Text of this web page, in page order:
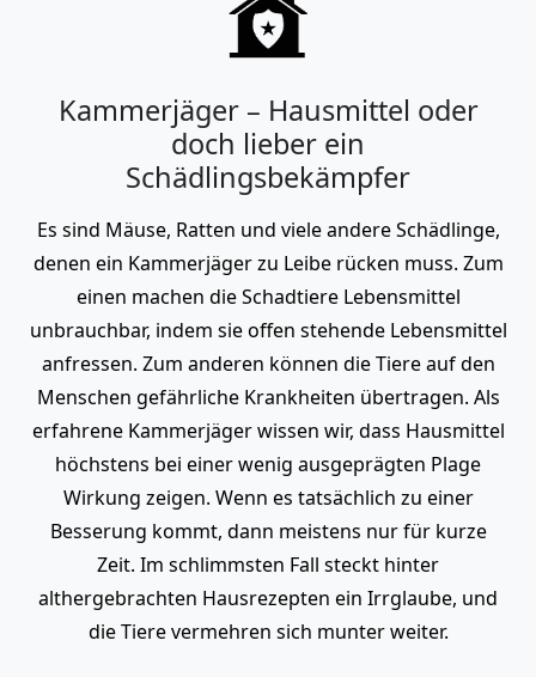
Kammerjäger – Hausmittel oder
doch lieber ein
Schädlingsbekämpfer
Es sind Mäuse, Ratten und viele andere Schädlinge,
denen ein Kammerjäger zu Leibe rücken muss. Zum
einen machen die Schadtiere Lebensmittel
unbrauchbar, indem sie offen stehende Lebensmittel
anfressen. Zum anderen können die Tiere auf den
Menschen gefährliche Krankheiten übertragen. Als
erfahrene Kammerjäger wissen wir, dass Hausmittel
höchstens bei einer wenig ausgeprägten Plage
Wirkung zeigen. Wenn es tatsächlich zu einer
Besserung kommt, dann meistens nur für kurze
Zeit. Im schlimmsten Fall steckt hinter
althergebrachten Hausrezepten ein Irrglaube, und
die Tiere vermehren sich munter weiter.